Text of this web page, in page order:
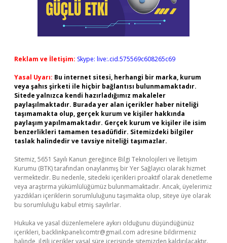
Reklam ve İletişim: Skype: live:.cid.575569c608265c69
Yasal Uyarı: Bu internet sitesi, herhangi bir marka, kurum
veya şahıs şirketi ile hiçbir bağlantısı bulunmamaktadır.
Sitede yalnızca kendi hazırladığımız makaleler
paylaşılmaktadır. Burada yer alan içerikler haber niteliği
taşımamakta olup, gerçek kurum ve kişiler hakkında
paylaşım yapılmamaktadır. Gerçek kurum ve kişiler ile isim
benzerlikleri tamamen tesadüfidir. Sitemizdeki bilgiler
taslak halindedir ve tavsiye niteliği taşımazlar.
Sitemiz, 5651 Sayılı Kanun gereğince Bilgi Teknolojileri ve İletişim
Kurumu (BTK) tarafından onaylanmış bir Yer Sağlayıcı olarak hizmet
vermektedir. Bu nedenle, sitedeki içerikleri proaktif olarak denetleme
veya araştırma yükümlülüğümüz bulunmamaktadır. Ancak, üyelerimiz
yazdıkları içeriklerin sorumluluğunu taşımakta olup, siteye üye olarak
bu sorumluluğu kabul etmiş sayılırlar.
Hukuka ve yasal düzenlemelere aykırı olduğunu düşündüğünüz
içerikleri, backlinkpanelicomtr@gmail.com adresine bildirmeniz
halinde, ilgili içerikler yasal süre içerisinde sitemizden kaldırılacaktır.